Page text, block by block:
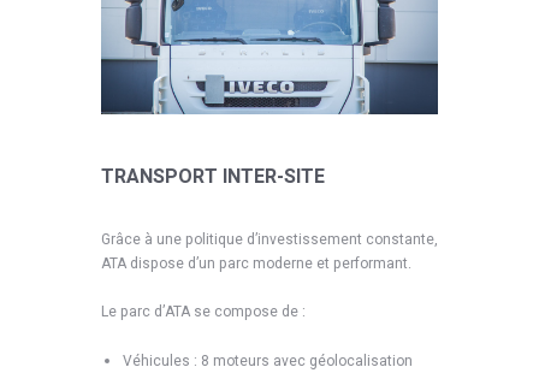
TRANSPORT INTER-SITE
Grâce à une politique d’investissement constante,
ATA dispose d’un parc moderne et performant.
Le parc d’ATA se compose de :
Véhicules : 8 moteurs avec géolocalisation